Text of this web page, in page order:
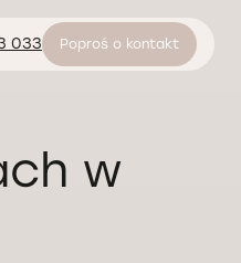
033 Poproś o kontakt
w